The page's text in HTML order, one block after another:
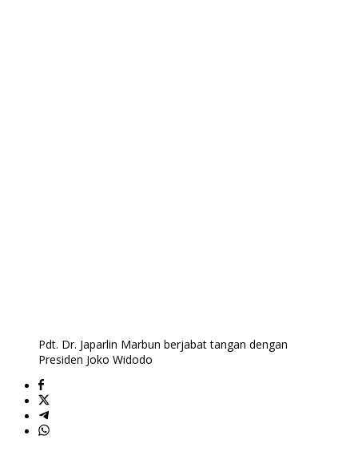
Pdt. Dr. Japarlin Marbun berjabat tangan dengan
Presiden Joko Widodo